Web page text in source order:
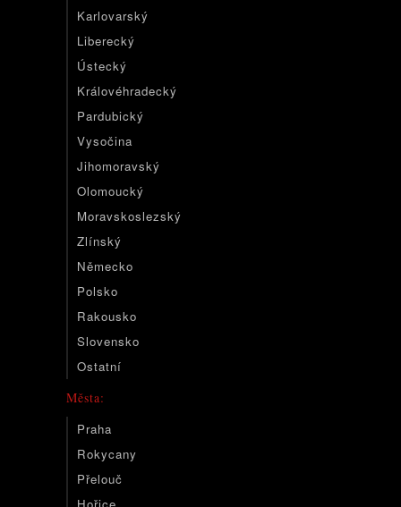
Karlovarský
Liberecký
Ústecký
Královéhradecký
Pardubický
Vysočina
Jihomoravský
Olomoucký
Moravskoslezský
Zlínský
Německo
Polsko
Rakousko
Slovensko
Ostatní
Města:
Praha
Rokycany
Přelouč